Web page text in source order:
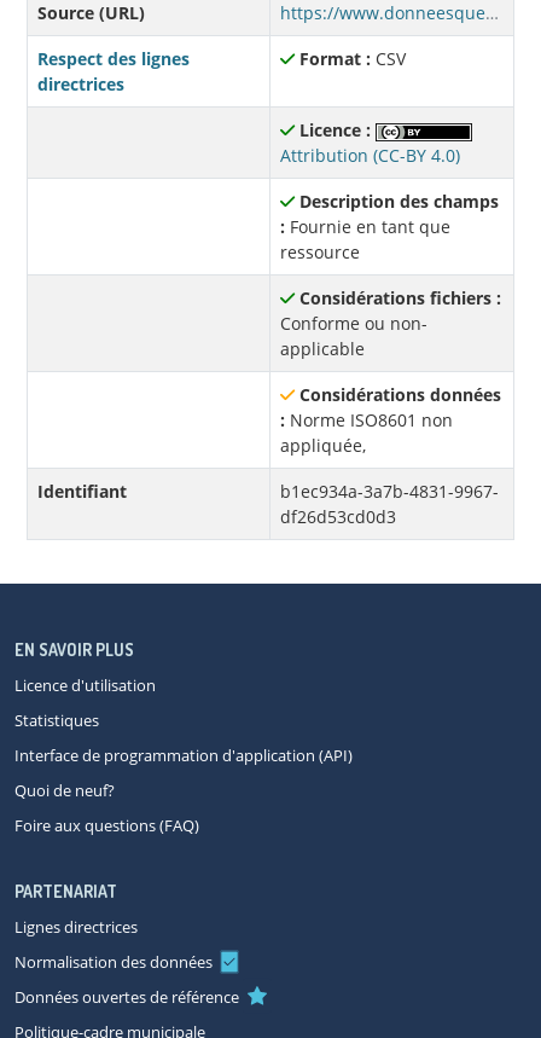
Source (URL)
https://www.donneesquebec.ca/recherche/dataset/ef221e2e-ca1d-4fd6-8c7a-9d46dc5e4acb/resource/b1ec934a-3a7b-4831-9967-df26d53cd0d3/download/s03-2015-2016.csv
Respect des lignes
directrices
Format : CSV
Licence :
Attribution (CC-BY 4.0)
Description des champs
: Fournie en tant que
ressource
Considérations fichiers :
Conforme ou non-
applicable
Considérations données
: Norme ISO8601 non
appliquée,
Identifiant
b1ec934a-3a7b-4831-9967-
df26d53cd0d3
EN SAVOIR PLUS
Licence d'utilisation
Statistiques
Interface de programmation d'application (API)
Quoi de neuf?
Foire aux questions (FAQ)
PARTENARIAT
Lignes directrices
Normalisation des données
Données ouvertes de référence
Politique-cadre municipale